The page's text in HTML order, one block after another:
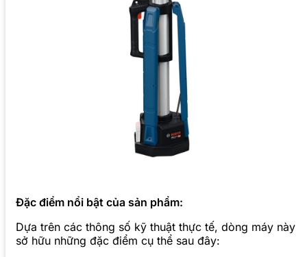
Đặc điểm nổi bật của sản phẩm:
Dựa trên các thông số kỹ thuật thực tế, dòng máy này
sở hữu những đặc điểm cụ thể sau đây: